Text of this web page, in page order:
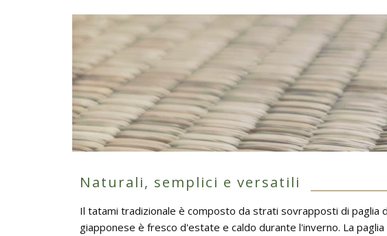
Naturali, semplici e versatili
Il tatami tradizionale è composto da strati sovrapposti di paglia
giapponese è fresco d'estate e caldo durante l'inverno. La